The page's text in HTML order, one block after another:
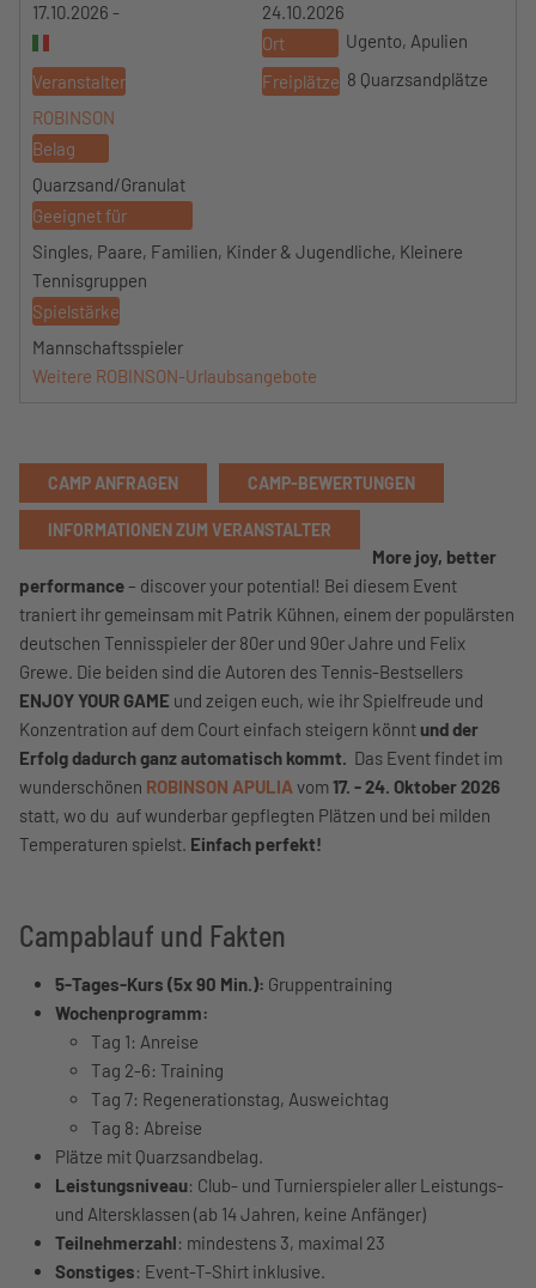
17.10.2026 -
24.10.2026
Ort
Ugento, Apulien
Veranstalter
ROBINSON
Freiplätze 8 Quarzsandplätze
Belag
Quarzsand/Granulat
Geeignet für
Singles, Paare, Familien, Kinder & Jugendliche, Kleinere
Tennisgruppen
Spielstärke
Mannschaftsspieler
Weitere ROBINSON-Urlaubsangebote
CAMP ANFRAGEN CAMP-BEWERTUNGEN
INFORMATIONEN ZUM VERANSTALTER
More joy, better
performance– discover your potential! Bei diesem Event
traniert ihr gemeinsam mit Patrik Kühnen, einem der populärsten
deutschen Tennisspieler der 80er und 90er Jahre und Felix
Grewe. Die beiden sind die Autoren des Tennis-Bestsellers
ENJOY YOUR GAME und zeigen euch, wie ihr Spielfreude und
Konzentration auf dem Court einfach steigern könnt und der
Erfolg dadurch ganz automatisch kommt. Das Event findet im
wunderschönen ROBINSON APULIA vom17. - 24. Oktober 2026
statt, wo du auf wunderbar gepflegten Plätzen und bei milden
Temperaturen spielst. Einfach perfekt!
Campablauf und Fakten
5-Tages-Kurs (5x 90 Min.): Gruppentraining
Wochenprogramm:
Tag 1: Anreise
Tag 2-6: Training
Tag 7: Regenerationstag, Ausweichtag
Tag 8: Abreise
Plätze mit Quarzsandbelag.
Leistungsniveau: Club- und Turnierspieler aller Leistungs-
und Altersklassen (ab 14 Jahren, keine Anfänger)
Teilnehmerzahl: mindestens 3, maximal 23
Sonstiges: Event-T-Shirt inklusive.